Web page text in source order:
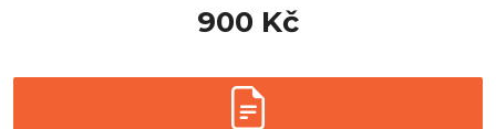
900 Kč